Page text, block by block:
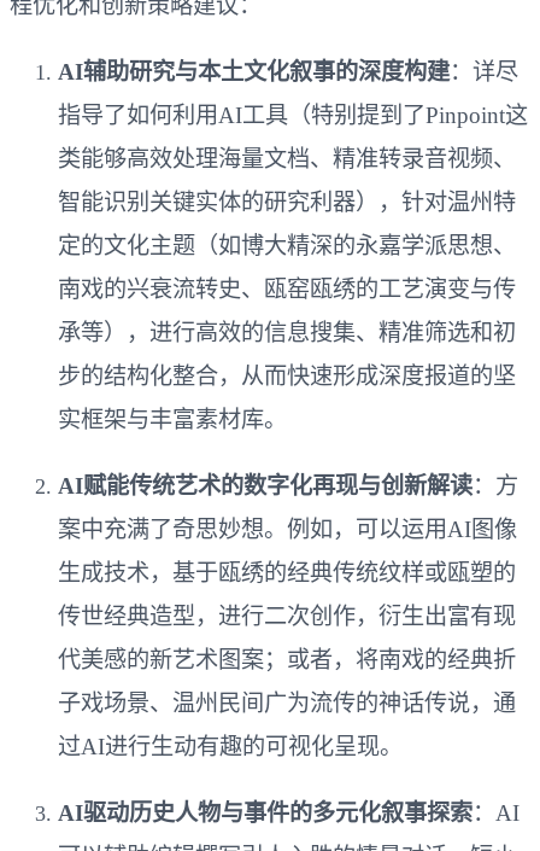
程优化和创新策略建议：
AI辅助研究与本土文化叙事的深度构建：详尽
指导了如何利用AI工具（特别提到了Pinpoint这
类能够高效处理海量文档、精准转录音视频、
智能识别关键实体的研究利器），针对温州特
定的文化主题（如博大精深的永嘉学派思想、
南戏的兴衰流转史、瓯窑瓯绣的工艺演变与传
承等），进行高效的信息搜集、精准筛选和初
步的结构化整合，从而快速形成深度报道的坚
实框架与丰富素材库。
AI赋能传统艺术的数字化再现与创新解读：方
案中充满了奇思妙想。例如，可以运用AI图像
生成技术，基于瓯绣的经典传统纹样或瓯塑的
传世经典造型，进行二次创作，衍生出富有现
代美感的新艺术图案；或者，将南戏的经典折
子戏场景、温州民间广为流传的神话传说，通
过AI进行生动有趣的可视化呈现。
AI驱动历史人物与事件的多元化叙事探索：AI